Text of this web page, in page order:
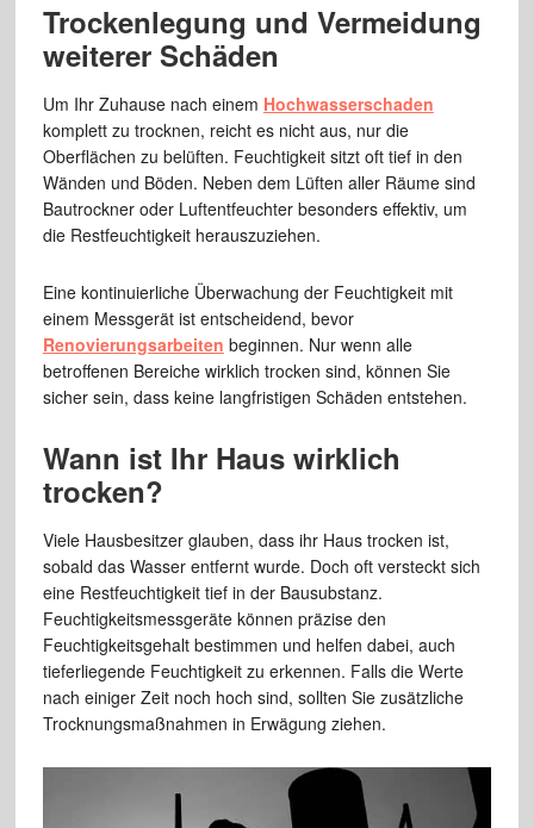
Trockenlegung und Vermeidung
weiterer Schäden
Um Ihr Zuhause nach einem Hochwasserschaden
komplett zu trocknen, reicht es nicht aus, nur die
Oberflächen zu belüften. Feuchtigkeit sitzt oft tief in den
Wänden und Böden. Neben dem Lüften aller Räume sind
Bautrockner oder Luftentfeuchter besonders effektiv, um
die Restfeuchtigkeit herauszuziehen.
Eine kontinuierliche Überwachung der Feuchtigkeit mit
einem Messgerät ist entscheidend, bevor
Renovierungsarbeiten beginnen. Nur wenn alle
betroffenen Bereiche wirklich trocken sind, können Sie
sicher sein, dass keine langfristigen Schäden entstehen.
Wann ist Ihr Haus wirklich
trocken?
Viele Hausbesitzer glauben, dass ihr Haus trocken ist,
sobald das Wasser entfernt wurde. Doch oft versteckt sich
eine Restfeuchtigkeit tief in der Bausubstanz.
Feuchtigkeitsmessgeräte können präzise den
Feuchtigkeitsgehalt bestimmen und helfen dabei, auch
tieferliegende Feuchtigkeit zu erkennen. Falls die Werte
nach einiger Zeit noch hoch sind, sollten Sie zusätzliche
Trocknungsmaßnahmen in Erwägung ziehen.